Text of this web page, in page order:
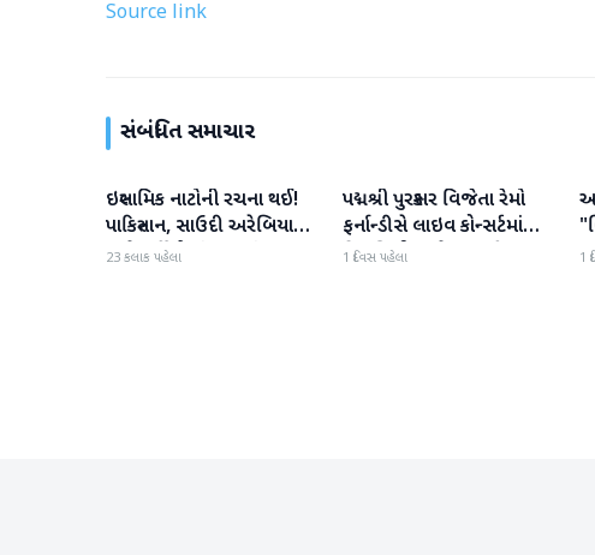
Source link
સંબંધિત સમાચાર
આંતરરાષ્ટ્રીય
ઇસ્લામિક નાટોની રચના થઈ!
પાકિસ્તાન, સાઉદી અરેબિયા
અને તુર્કીએ સંયુક્ત સંરક્ષણ
23 કલાક પહેલા
આંતરરાષ્ટ્રીય
પદ્મશ્રી પુરસ્કાર વિજેતા રેમો
ફર્નાન્ડીસે લાઇવ કોન્સર્ટમાંથી
નિવૃત્તિની જાહેરાત કરી
1 દિવસ પહેલા 1